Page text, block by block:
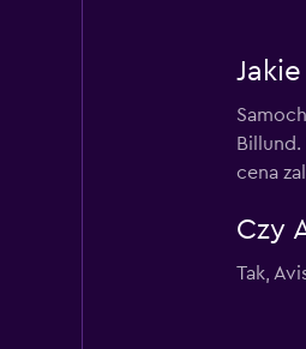
cena
Czy
Tak,